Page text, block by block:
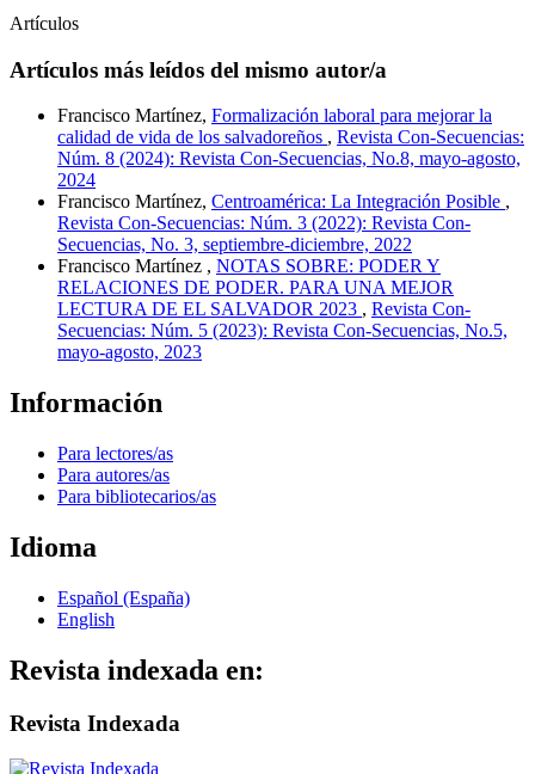
Artículos
Artículos más leídos del mismo autor/a
Francisco Martínez, Formalización laboral para mejorar la
calidad de vida de los salvadoreños , Revista Con-Secuencias:
Núm. 8 (2024): Revista Con-Secuencias, No.8, mayo-agosto,
2024
Francisco Martínez, Centroamérica: La Integración Posible ,
Revista Con-Secuencias: Núm. 3 (2022): Revista Con-
Secuencias, No. 3, septiembre-diciembre, 2022
Francisco Martínez , NOTAS SOBRE: PODER Y
RELACIONES DE PODER. PARA UNA MEJOR
LECTURA DE EL SALVADOR 2023 , Revista Con-
Secuencias: Núm. 5 (2023): Revista Con-Secuencias, No.5,
mayo-agosto, 2023
Información
Para lectores/as
Para autores/as
Para bibliotecarios/as
Idioma
Español (España)
English
Revista indexada en:
Revista Indexada